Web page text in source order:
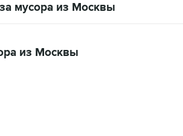
мусора из Москвы
из Москвы